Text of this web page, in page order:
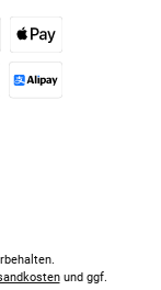
BezahlenApple Pay
und ggf.